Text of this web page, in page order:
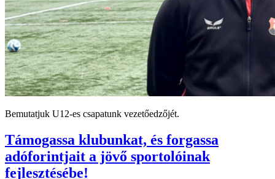
Bemutatjuk U12-es csapatunk vezetőedzőjét.
Támogassa klubunkat, és forgassa
adóforintjait a jövő sportolóinak
fejlesztésébe!